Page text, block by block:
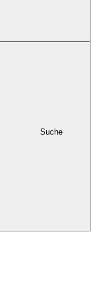
Suche